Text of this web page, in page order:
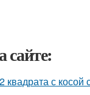
сайте:
с косой